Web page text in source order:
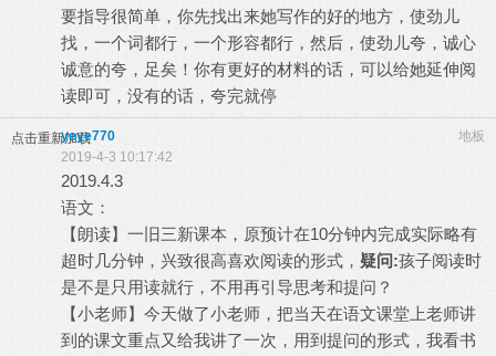
要指导很简单，你先找出来她写作的好的地方，使劲儿
找，一个词都行，一个形容都行，然后，使劲儿夸，诚心
诚意的夸，足矣！你有更好的材料的话，可以给她延伸阅
读即可，没有的话，夸完就停
点击重新加载 地板
yeye770
2019-4-3 10:17:42
2019.4.3
语文：
【朗读】一旧三新课本，原预计在10分钟内完成实际略有
超时几分钟，兴致很高喜欢阅读的形式， 疑问:孩子阅读时
是不是只用读就行，不用再引导思考和提问？
【小老师】今天做了小老师，把当天在语文课堂上老师讲
到的课文重点又给我讲了一次，用到提问的形式，我看书